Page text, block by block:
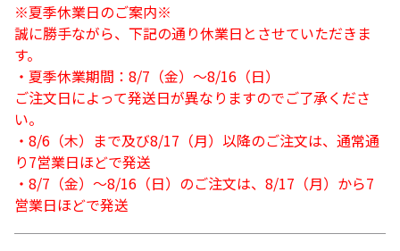
※夏季休業日のご案内※
誠に勝手ながら、下記の通り休業日とさせていただきま
す。
・夏季休業期間：8/7（金）～8/16（日）
ご注文日によって発送日が異なりますのでご了承くださ
い。
・8/6（木）まで及び8/17（月）以降のご注文は、通常通
り7営業日ほどで発送
・8/7（金）～8/16（日）のご注文は、8/17（月）から7
営業日ほどで発送